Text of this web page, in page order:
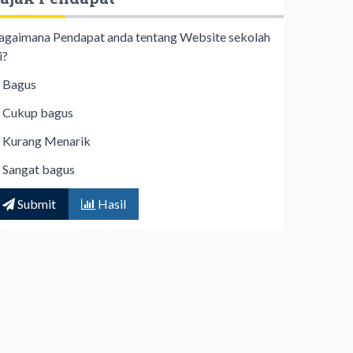
Pendapat anda tentang Website sekolah
Bagus
Cukup bagus
Kurang Menarik
Sangat bagus
Submit Hasil